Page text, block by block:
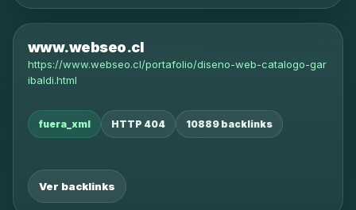
www.webseo.cl
https://www.webseo.cl/portafolio/diseno-web-catalogo-gar
ibaldi.html
fuera_xml HTTP 404 10889 backlinks
Ver backlinks